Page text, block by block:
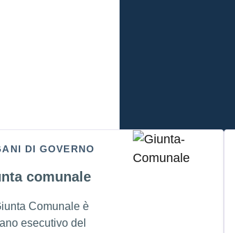
DI GOVERNO
comunale
Comunale è
esecutivo del